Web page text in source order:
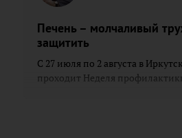
Печень – молчаливый
защитить
С 27 июля по 2 августа в
проходит Неделя